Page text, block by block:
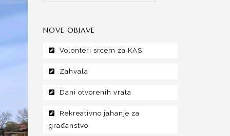
NOVE OBJAVE
Volonteri srcem za KAS
Zahvala
Dani otvorenih vrata
Rekreativno jahanje za
građanstvo